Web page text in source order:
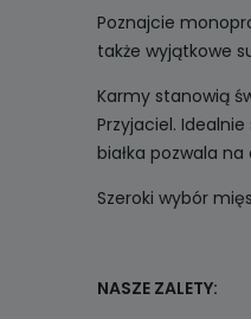
Poznajcie
także wyjątkowe
Karmy stanowią
Przyjaciel.
białka pozwala
Szeroki wybór
NASZE ZALETY: